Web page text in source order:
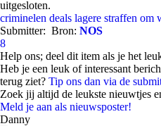
uitgesloten.
criminelen deals lagere straffen om
Submitter: Bron: NOS
8
Help ons; deel dit item als je het
Heb je een leuk of interessant
terug ziet? Tip ons dan via de
Zoek jij altijd de leukste nieuwtjes
Meld je aan als nieuwsposter!
Danny